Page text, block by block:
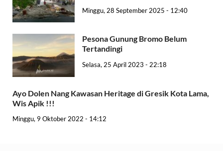
Minggu, 28 September 2025 - 12:40
Pesona Gunung Bromo Belum
Tertandingi
Selasa, 25 April 2023 - 22:18
Ayo Dolen Nang Kawasan Heritage di Gresik Kota Lama,
Wis Apik !!!
Minggu, 9 Oktober 2022 - 14:12